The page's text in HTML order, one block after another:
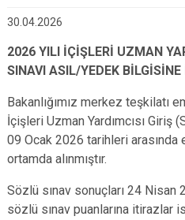
30.04.2026
2026 YILI İÇİŞLERİ UZMAN
SINAVI ASIL/YEDEK
Bakanlığımız merkez teşkilatı
İçişleri Uzman Yardımcısı Giriş
09 Ocak 2026 tarihleri
ortamda alınmıştır.
Sözlü sınav sonuçları 24 Nisan
sözlü sınav puanlarına